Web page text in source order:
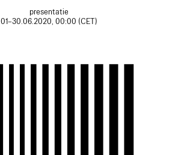
presentatie
01–30.06.2020, 00:00 (CET)